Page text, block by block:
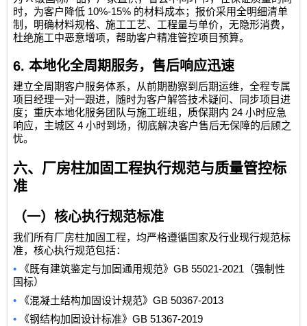
时，为客户降低 10%-15% 的材料成本；报价采用全明细清单
制，明确材料规格、施工工艺、工程量与单价，无隐形消费，
杜绝施工中恶意增项，帮助客户精准管控项目预算。
6.本地化全周期服务，售后响应迅速
建立全周期客户服务体系，从前期勘察到后期运维，全程专属
项目经理一对一跟进，随时为客户解答技术疑问、同步项目进
度；重庆本地化服务团队与施工班组，质保期内 24小时应急
响应，主城区4小时到场，彻底解决客户售后无保障的后顾之
忧。
六、厂房柱加固工程执行规范与质量管控标
准
（一）核心执行规范标准
我们所有厂房柱加固工程，均严格遵循国家及行业现行规范标
准，核心执行规范包括：
• 《既有建筑鉴定与加固通用规范》GB 55021-2021 （强制性
国标）
• 《混凝土结构加固设计规范》GB 50367-2013
•
《钢结构加固设计标准》GB 51367-2019